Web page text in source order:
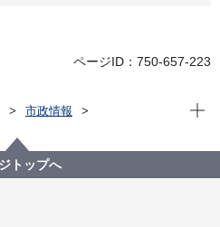
ページID：750-657-223
市政情報
防・救急医療講演会 健康寿命を
ます
現在
トップへ